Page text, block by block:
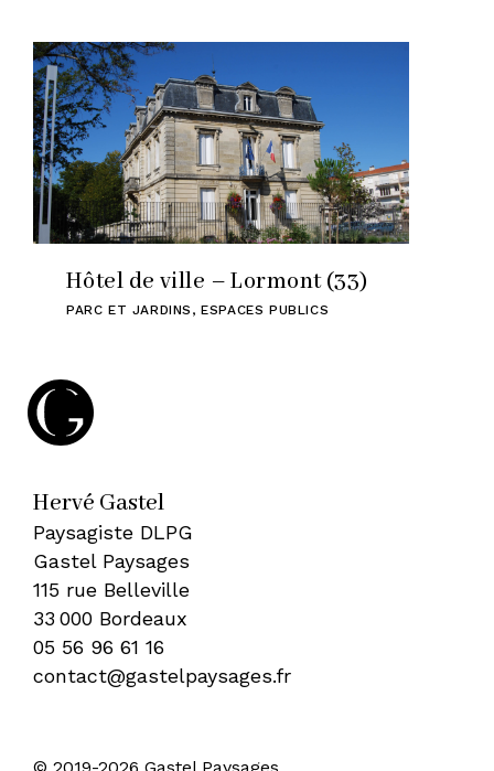
Hôtel de ville – Lormont (33)
PARC ET JARDINS ,ESPACES PUBLICS
Hervé Gastel
Paysagiste DLPG
Gastel Paysages
115 rue Belleville
33 000 Bordeaux
05 56 96 61 16
contact@gastelpaysages.fr